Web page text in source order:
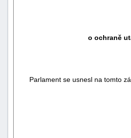
o ochraně
Parlament se usnesl na tomto